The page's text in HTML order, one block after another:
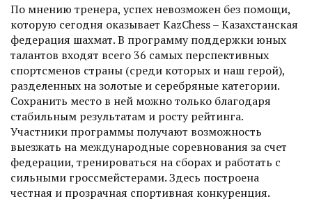
По мнению тренера, успех невозможен без помощи,
которую сегодня оказывает KazChess – Казахстанская
федерация шахмат. В программу поддержки юных
талантов входят всего 36 самых перспективных
спортсменов страны (среди которых и наш герой),
разделенных на золотые и серебряные категории.
Сохранить место в ней можно только благодаря
стабильным результатам и росту рейтинга.
Участники программы получают возможность
выезжать на международные соревнования за счет
федерации, тренироваться на сборах и работать с
сильными гросс­мейстерами. Здесь построена
честная и прозрачная спортивная конкуренция.